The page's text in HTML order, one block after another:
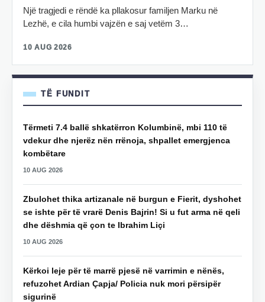
Një tragjedi e rëndë ka pllakosur familjen Marku në
Lezhë, e cila humbi vajzën e saj vetëm 3…
10 AUG 2026
TË FUNDIT
Tërmeti 7.4 ballë shkatërron Kolumbinë, mbi 110 të
vdekur dhe njerëz nën rrënoja, shpallet emergjenca
kombëtare
10 AUG 2026
Zbulohet thika artizanale në burgun e Fierit, dyshohet
se ishte për të vrarë Denis Bajrin! Si u fut arma në qeli
dhe dëshmia që çon te Ibrahim Liçi
10 AUG 2026
Kërkoi leje për të marrë pjesë në varrimin e nënës,
refuzohet Ardian Çapja/ Policia nuk mori përsipër
sigurinë